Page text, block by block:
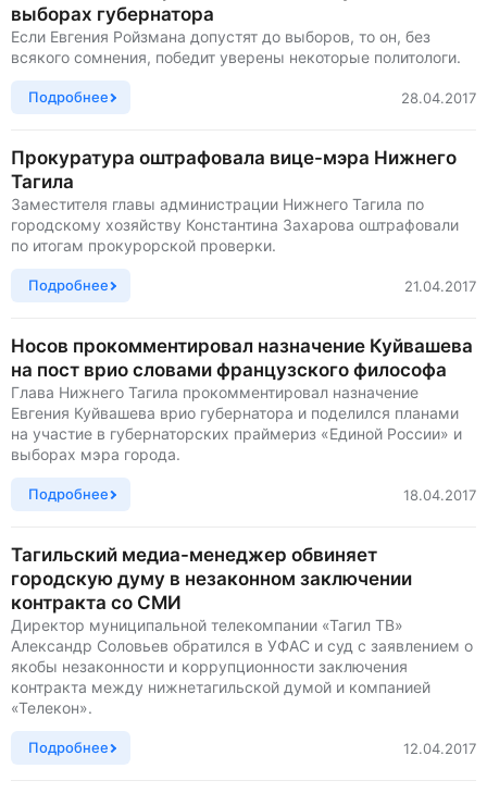
выборах губернатора
Если Евгения Ройзмана допустят до выборов, то он, без
всякого сомнения, победит уверены некоторые политологи.
Подробнее 28.04.2017
Прокуратура оштрафовала вице-мэра Нижнего
Тагила
Заместителя главы администрации Нижнего Тагила по
городскому хозяйству Константина Захарова оштрафовали
по итогам прокурорской проверки.
Подробнее 21.04.2017
Носов прокомментировал назначение Куйвашева
на пост врио словами французского философа
Глава Нижнего Тагила прокомментировал назначение
Евгения Куйвашева врио губернатора и поделился планами
на участие в губернаторских праймериз «Единой России» и
выборах мэра города.
Подробнее 18.04.2017
Тагильский медиа-менеджер обвиняет
городскую думу в незаконном заключении
контракта со СМИ
Директор муниципальной телекомпании «Тагил ТВ»
Александр Соловьев обратился в УФАС и суд с заявлением о
якобы незаконности и коррупционности заключения
контракта между нижнетагильской думой и компанией
«Телекон».
Подробнее 12.04.2017